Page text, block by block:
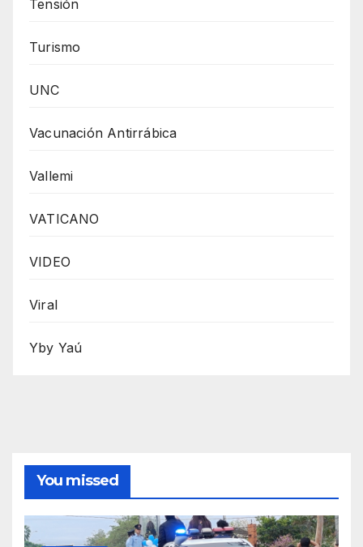
Tensión
Turismo
UNC
Vacunación Antirrábica
Vallemi
VATICANO
VIDEO
Viral
Yby Yaú
You missed